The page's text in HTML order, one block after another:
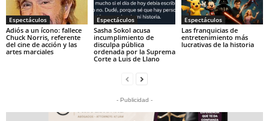
Espectáculos
Adiós a un ícono: fallece
Chuck Norris, referente
del cine de acción y las
artes marciales
Espectáculos
Sasha Sokol acusa
incumplimiento de
disculpa pública
ordenada por la Suprema
Corte a Luis de Llano
Espectáculos
Las franquicias de
entretenimiento más
lucrativas de la historia
- Publicidad -